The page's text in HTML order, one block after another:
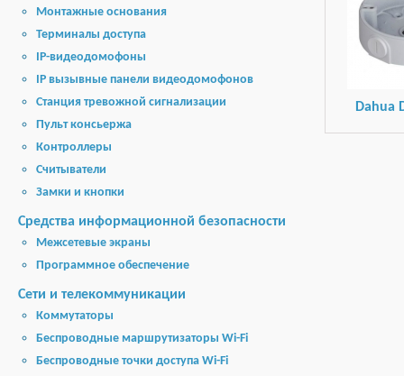
Монтажные основания
Терминалы доступа
IP-видеодомофоны
IP вызывные панели видеодомофонов
Станция тревожной сигнализации
Пульт консьержа
Контроллеры
Считыватели
Замки и кнопки
Средства информационной безопасности
Межсетевые экраны
Программное обеспечение
Сети и телекоммуникации
Коммутаторы
Беспроводные маршрутизаторы Wi-Fi
Беспроводные точки доступа Wi-Fi
Dahua